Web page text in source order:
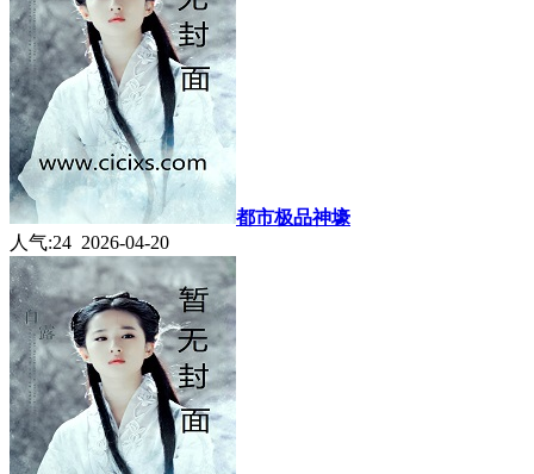
都市极品神壕
人气:24 2026-04-20